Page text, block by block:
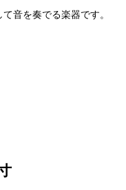
音を奏でる楽器です。